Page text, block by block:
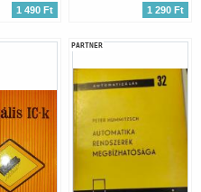
1 490 Ft 1 290 Ft
PARTNER